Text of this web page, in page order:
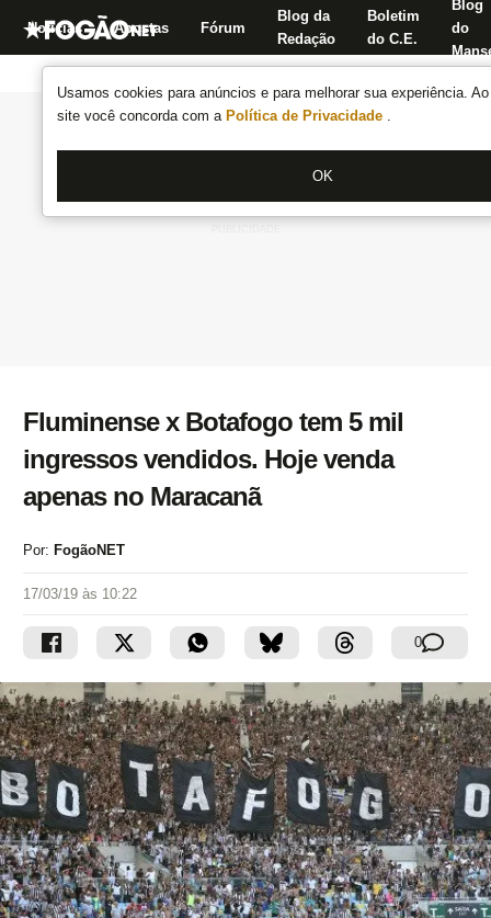
Usamos cookies para anúncios e para melhorar sua experiência.
site você concorda com a Política de Privacidade .
OK
Notícias Apostas Fórum
Blog da
Redação
Boletim
do C.E.
Blog
do
Fluminense x Botafogo tem 5 mil
ingressos vendidos. Hoje venda
apenas no Maracanã
Por: FogãoNET
17/03/19 às 10:22
0